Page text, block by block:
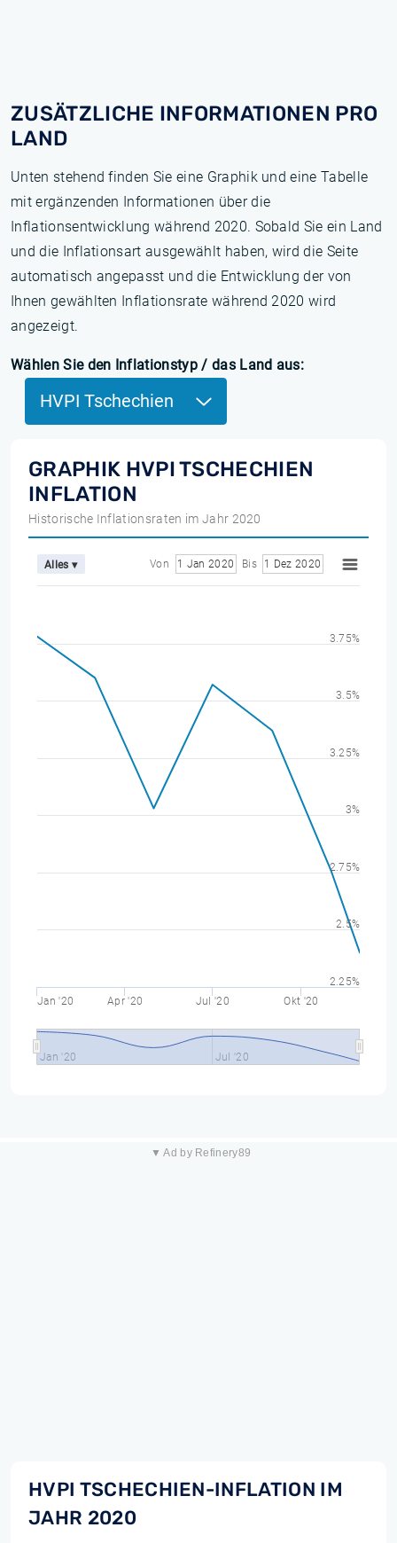
ZUSÄTZLICHE INFORMATIONEN PRO
LAND
Unten stehend finden Sie eine Graphik und eine Tabelle
mit ergänzenden Informationen über die
Inflationsentwicklung während 2020. Sobald Sie ein Land
und die Inflationsart ausgewählt haben, wird die Seite
automatisch angepasst und die Entwicklung der von
Ihnen gewählten Inflationsrate während 2020 wird
angezeigt.
Wählen Sie den Inflationstyp / das Land aus:
HVPI Tschechien
GRAPHIK HVPI TSCHECHIEN
INFLATION
Historische Inflationsraten im Jahr 2020
Alles ▾ Von 1 Jan 2020 Bis 1 Dez 2020
Jan '20 Apr '20 Jul '20 Okt '20
Jan '20 Jul '20
2.25%
2.5%
2.75%
3%
3.25%
3.5%
3.75%
▼ Ad by Refinery89
HVPI TSCHECHIEN-INFLATION IM
JAHR 2020